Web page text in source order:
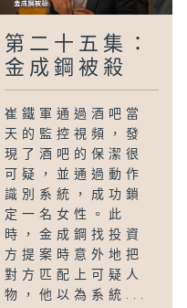
第二十五集：
金成鋼被殺
崔鐵軍通過酒吧當
天的監控視頻，發
現了酒吧的保潔很
可疑，並通過動作
識別系統，成功鎖
定一名女性。此
時，金成鋼找投資
方提案時意外地把
對方匹配上可疑人
物，他以為系統...